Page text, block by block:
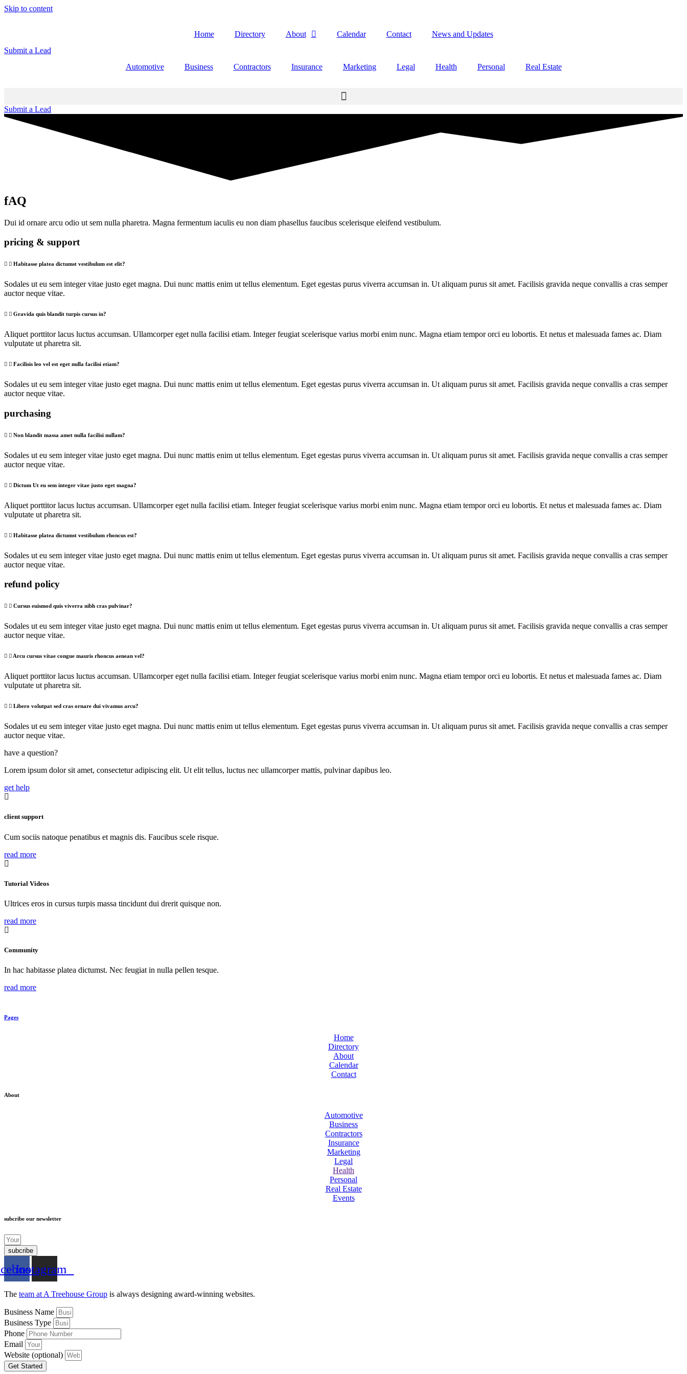
Skip to content
Home Directory About Calendar Contact
News and Updates
Submit a Lead
Automotive
Business Contractors Insurance Marketing Legal Health Personal Real Estate
Submit a Lead
fAQ
Dui id ornare arcu odio ut sem nulla pharetra. Magna fermentum iaculis eu non diam phasellus faucibus scelerisque eleifend vestibulum.
pricing & support
Habitasse platea dictumst vestibulum est elit?
Sodales ut eu sem integer vitae justo eget magna. Dui nunc mattis enim ut tellus elementum. Eget egestas purus viverra accumsan in. Ut aliquam purus sit amet. Facilisis gravida neque convallis a cras semper
auctor neque vitae.
Gravida quis blandit turpis cursus in?
Aliquet porttitor lacus luctus accumsan. Ullamcorper eget nulla facilisi etiam. Integer feugiat scelerisque varius morbi enim nunc. Magna etiam tempor orci eu lobortis. Et netus et malesuada fames ac. Diam
vulputate ut pharetra sit.
Facilisis leo vel est eget nulla facilisi etiam?
Sodales ut eu sem integer vitae justo eget magna. Dui nunc mattis enim ut tellus elementum. Eget egestas purus viverra accumsan in. Ut aliquam purus sit amet. Facilisis gravida neque convallis a cras semper
auctor neque vitae.
purchasing
Non blandit massa amet nulla facilisi nullam?
Sodales ut eu sem integer vitae justo eget magna. Dui nunc mattis enim ut tellus elementum. Eget egestas purus viverra accumsan in. Ut aliquam purus sit amet. Facilisis gravida neque convallis a cras semper
auctor neque vitae.
Dictum Ut eu sem integer vitae justo eget magna?
Aliquet porttitor lacus luctus accumsan. Ullamcorper eget nulla facilisi etiam. Integer feugiat scelerisque varius morbi enim nunc. Magna etiam tempor orci eu lobortis. Et netus et malesuada fames ac. Diam
vulputate ut pharetra sit.
Habitasse platea dictumst vestibulum rhoncus est?
Sodales ut eu sem integer vitae justo eget magna. Dui nunc mattis enim ut tellus elementum. Eget egestas purus viverra accumsan in. Ut aliquam purus sit amet. Facilisis gravida neque convallis a cras semper
auctor neque vitae.
refund policy
Cursus euismod quis viverra nibh cras pulvinar?
Sodales ut eu sem integer vitae justo eget magna. Dui nunc mattis enim ut tellus elementum. Eget egestas purus viverra accumsan in. Ut aliquam purus sit amet. Facilisis gravida neque convallis a cras semper
auctor neque vitae.
Arcu cursus vitae congue mauris rhoncus aenean vel?
Aliquet porttitor lacus luctus accumsan. Ullamcorper eget nulla facilisi etiam. Integer feugiat scelerisque varius morbi enim nunc. Magna etiam tempor orci eu lobortis. Et netus et malesuada fames ac. Diam
vulputate ut pharetra sit.
Libero volutpat sed cras ornare dui vivamus arcu?
Sodales ut eu sem integer vitae justo eget magna. Dui nunc mattis enim ut tellus elementum. Eget egestas purus viverra accumsan in. Ut aliquam purus sit amet. Facilisis gravida neque convallis a cras semper
auctor neque vitae.
have a question?
Lorem ipsum dolor sit amet, consectetur adipiscing elit. Ut elit tellus, luctus nec ullamcorper mattis, pulvinar dapibus leo.
get help
client support
Cum sociis natoque penatibus et magnis dis. Faucibus scele risque.
read more
Tutorial Videos
Ultrices eros in cursus turpis massa tincidunt dui drerit quisque non.
read more
Community
In hac habitasse platea dictumst. Nec feugiat in nulla pellen tesque.
read more
Pages
Home
Directory
About
Calendar
Contact
About
Automotive
Business
Contractors
Insurance
Marketing
Legal
Health
Personal
Real Estate
Events
subcribe our newsletter
subcribe
Instagram
The team at A Treehouse Group is always designing award-winning websites.
Business Name
Business Type
Phone
Email
Website (optional)
Get Started